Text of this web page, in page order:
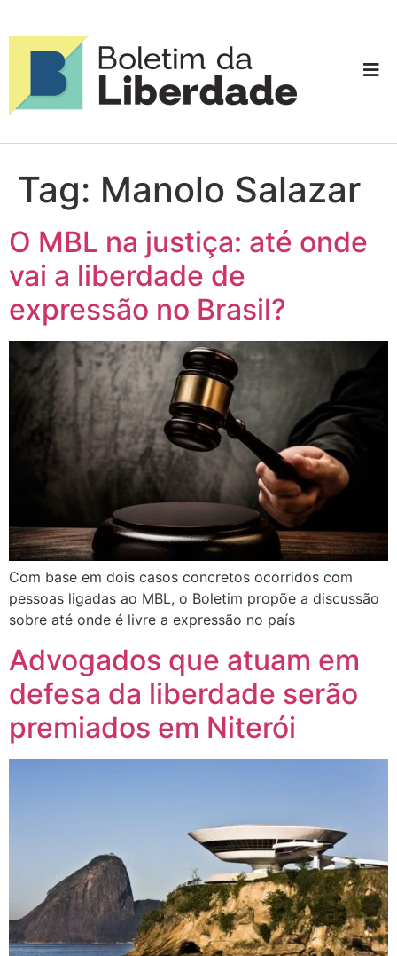
Tag: Manolo Salazar
O MBL na justiça: até onde
vai a liberdade de
expressão no Brasil?
Com base em dois casos concretos ocorridos com
pessoas ligadas ao MBL, o Boletim propõe a discussão
sobre até onde é livre a expressão no país
Advogados que atuam em
defesa da liberdade serão
premiados em Niterói